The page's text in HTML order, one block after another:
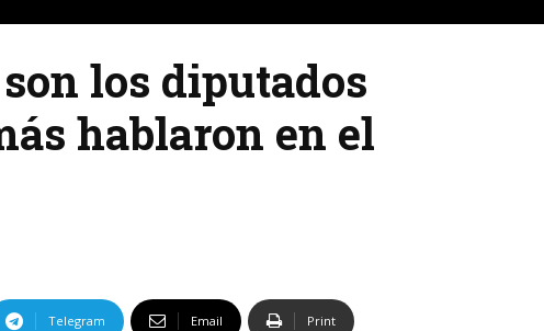
los diputados
hablaron en el
Telegram Email Print